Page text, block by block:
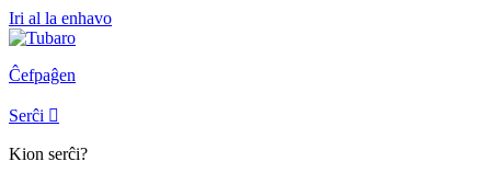
Iri al la enhavo
Ĉefpaĝen
Serĉi 
Kion serĉi?